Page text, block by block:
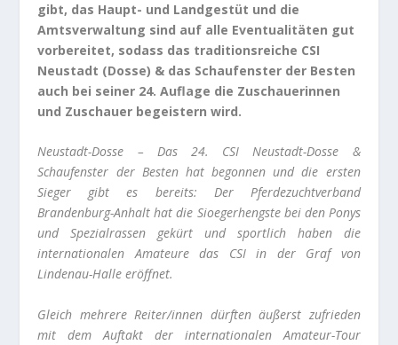
gibt, das Haupt- und Landgestüt und die
Amtsverwaltung sind auf alle Eventualitäten gut
vorbereitet, sodass das traditionsreiche CSI
Neustadt (Dosse) & das Schaufenster der Besten
auch bei seiner 24. Auflage die Zuschauerinnen
und Zuschauer begeistern wird.
Neustadt-Dosse – Das 24. CSI Neustadt-Dosse &
Schaufenster der Besten hat begonnen und die ersten
Sieger gibt es bereits: Der Pferdezuchtverband
Brandenburg-Anhalt hat die Sioegerhengste bei den Ponys
und Spezialrassen gekürt und sportlich haben die
internationalen Amateure das CSI in der Graf von
Lindenau-Halle eröffnet.
Gleich mehrere Reiter/innen dürften äußerst zufrieden
mit dem Auftakt der internationalen Amateur-Tour